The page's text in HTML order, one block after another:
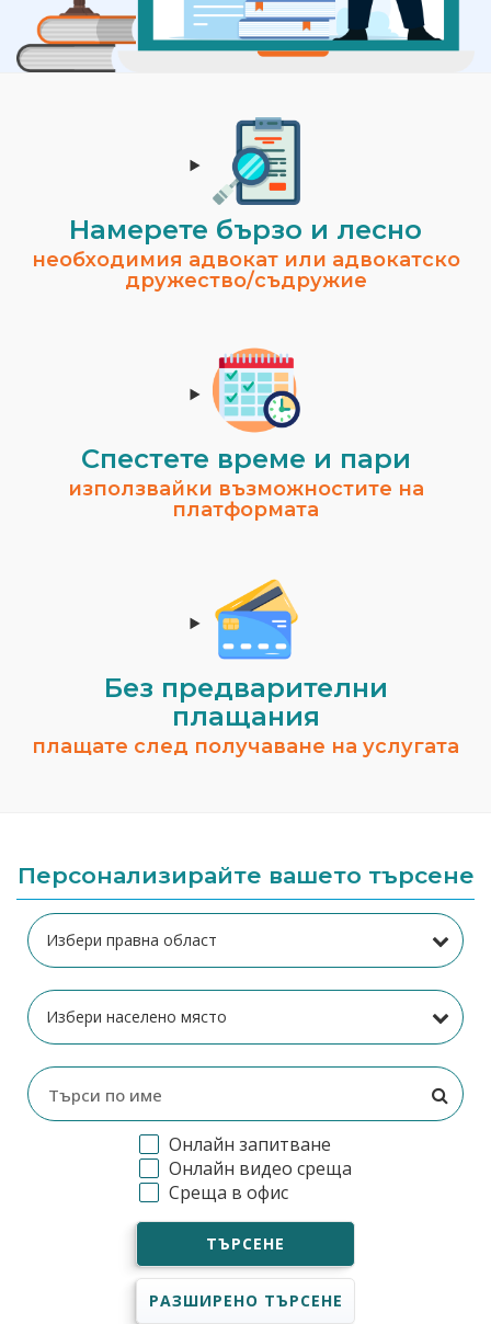
Намерете бързо и лесно
необходимия адвокат или адвокатско
дружество/съдружие
Спестeте време и пари
използвайки възможностите на
платформата
Без предварителни
плащания
плащате след получаване на услугата
Персонализирайте вашето търсене
Онлайн запитване
Онлайн видео среща
Среща в офис
ТЪРСЕНЕ
РАЗШИРЕНО ТЪРСЕНЕ